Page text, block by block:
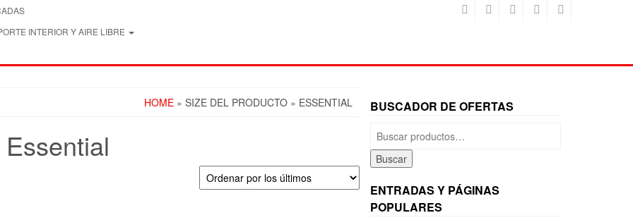
INTERIOR Y AIRE LIBRE
HOME » SIZE DEL PRODUCTO » ESSENTIAL
Essential
BUSCADOR DE OFERTAS
Buscar
por:
Buscar
ENTRADAS Y PÁGINAS
POPULARES